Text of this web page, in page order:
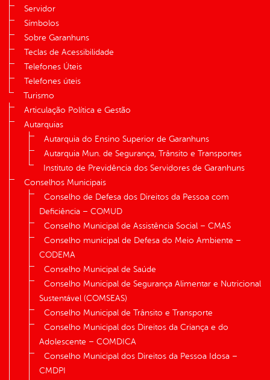
Servidor
Símbolos
Sobre Garanhuns
Teclas de Acessibilidade
Telefones Úteis
Telefones úteis
Turismo
Articulação Política e Gestão
Autarquias
Autarquia do Ensino Superior de Garanhuns
Autarquia Mun. de Segurança, Trânsito e Transportes
Instituto de Previdência dos Servidores de Garanhuns
Conselhos Municipais
Conselho de Defesa dos Direitos da Pessoa com
Deficiência – COMUD
Conselho Municipal de Assistência Social – CMAS
Conselho municipal de Defesa do Meio Ambiente –
CODEMA
Conselho Municipal de Saúde
Conselho Municipal de Segurança Alimentar e Nutricional
Sustentável (COMSEAS)
Conselho Municipal de Trânsito e Transporte
Conselho Municipal dos Direitos da Criança e do
Adolescente – COMDICA
Conselho Municipal dos Direitos da Pessoa Idosa –
CMDPI